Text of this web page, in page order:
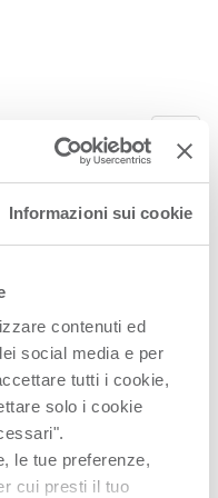
Informazioni sui cookie
contenuti ed
social media e per
tutti i cookie,
solo i cookie
le tue preferenze,
cui presti il tuo
stampa
2018 e